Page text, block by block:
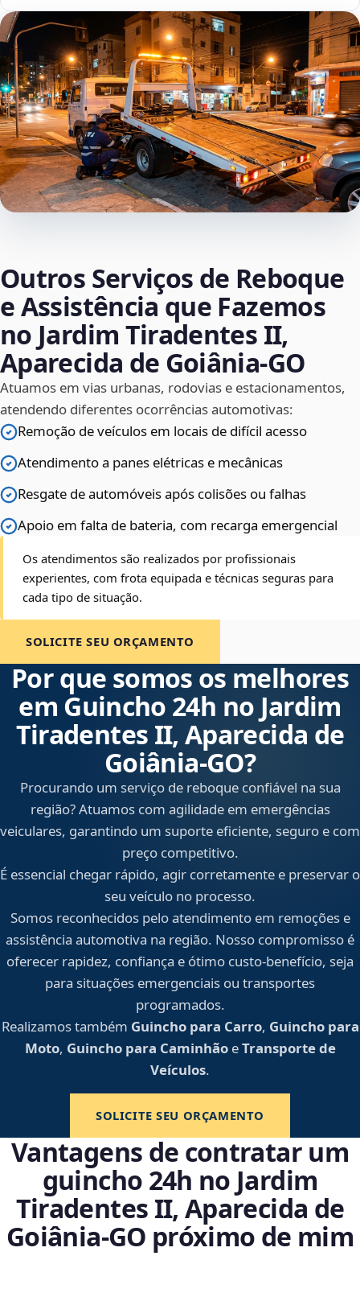
Outros Serviços de Reboque
e Assistência que Fazemos
no Jardim Tiradentes II,
Aparecida de Goiânia‑GO
Atuamos em vias urbanas, rodovias e estacionamentos,
atendendo diferentes ocorrências automotivas:
Remoção de veículos em locais de difícil acesso
Atendimento a panes elétricas e mecânicas
Resgate de automóveis após colisões ou falhas
Apoio em falta de bateria, com recarga emergencial
Os atendimentos são realizados por profissionais
experientes, com frota equipada e técnicas seguras para
cada tipo de situação.
SOLICITE SEU ORÇAMENTO
Por que somos os melhores
em Guincho 24h no Jardim
Tiradentes II, Aparecida de
Goiânia‑GO?
Procurando um serviço de reboque confiável na sua
região? Atuamos com agilidade em emergências
veiculares, garantindo um suporte eficiente, seguro e com
preço competitivo.
É essencial chegar rápido, agir corretamente e preservar o
seu veículo no processo.
Somos reconhecidos pelo atendimento em remoções e
assistência automotiva na região. Nosso compromisso é
oferecer rapidez, confiança e ótimo custo-benefício, seja
para situações emergenciais ou transportes
programados.
Realizamos também Guincho para Carro, Guincho para
Moto, Guincho para CaminhãoeTransporte de
Veículos.
SOLICITE SEU ORÇAMENTO
Vantagens de contratar um
guincho 24h no Jardim
Tiradentes II, Aparecida de
Goiânia‑GO próximo de mim